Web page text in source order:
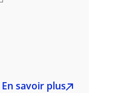
En savoir plus